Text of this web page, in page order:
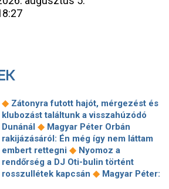
◆ Zátonyra futott hajót, mérgezést és
klubozást találtunk a visszahúzódó
Dunánál ◆ Magyar Péter Orbán
rakijázásáról: Én még így nem láttam
embert rettegni ◆ Nyomoz a
rendőrség a DJ Oti-bulin történt
rosszullétek kapcsán ◆ Magyar Péter: